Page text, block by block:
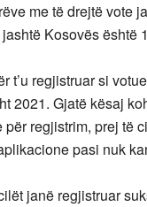
me të drejtë vote
Kosovës është
t’u regjistruar si
2021. Gjatë kësaj
regjistrim, prej të
pasi nuk
janë regjistruar